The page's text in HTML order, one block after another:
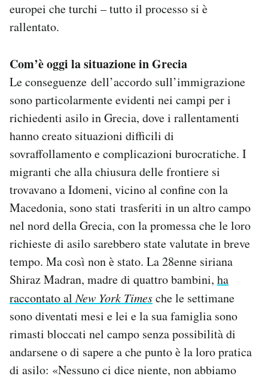
europei che turchi – tutto il processo si è
rallentato.
Com’è oggi la situazione in Grecia
Le conseguenze dell’accordo sull’immigrazione
sono particolarmente evidenti nei campi per i
richiedenti asilo in Grecia, dove i rallentamenti
hanno creato situazioni difficili di
sovraffollamento e complicazioni burocratiche. I
migranti che alla chiusura delle frontiere si
trovavano a Idomeni, vicino al confine con la
Macedonia, sono stati trasferiti in un altro campo
nel nord della Grecia, con la promessa che le loro
richieste di asilo sarebbero state valutate in breve
tempo. Ma così non è stato. La 28enne siriana
Shiraz Madran, madre di quattro bambini, ha
raccontato alNew York Timesche le settimane
sono diventati mesi e lei e la sua famiglia sono
rimasti bloccati nel campo senza possibilità di
andarsene o di sapere a che punto è la loro pratica
di asilo: «Nessuno ci dice niente, non abbiamo